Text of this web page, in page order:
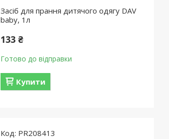
Засіб для прання дитячого одягу DAV
baby, 1л
133 ₴
Готово до відправки
Купити
PR208413